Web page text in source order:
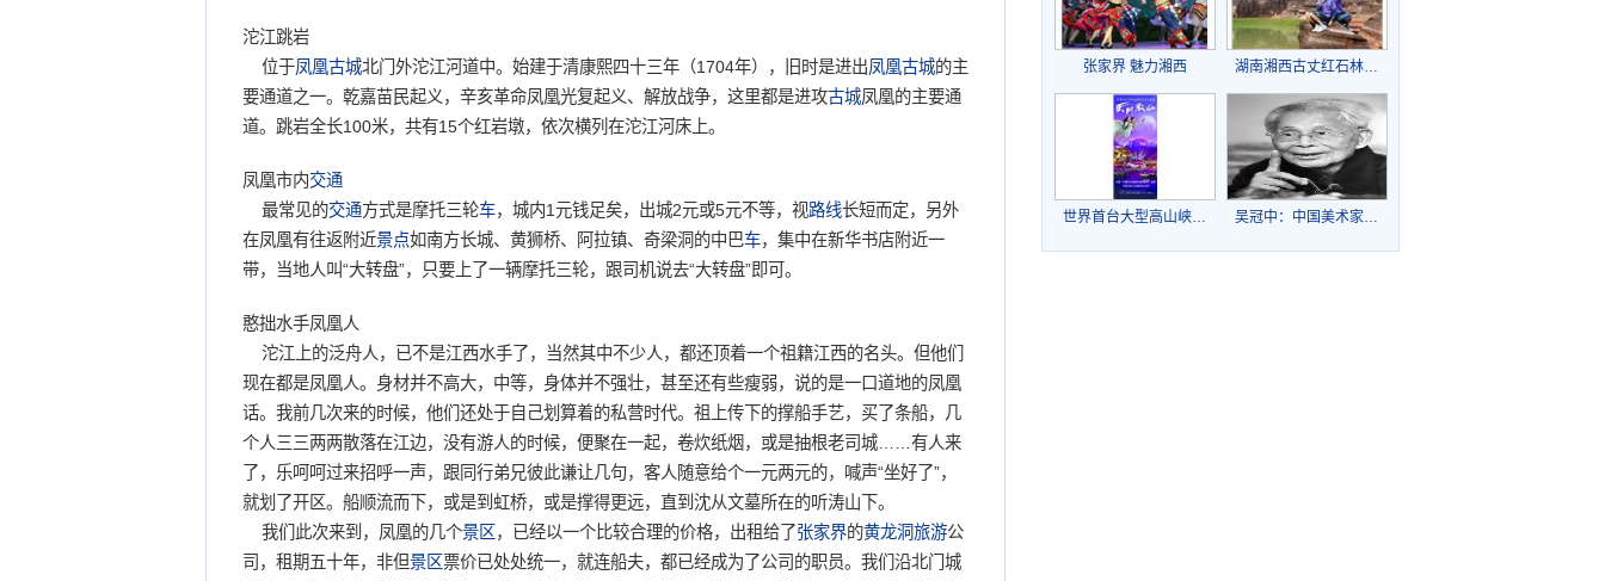
沱江跳岩
位于凤凰古城北门外沱江河道中。始建于清康熙四十三年（1704年），旧时是进出凤凰古城的主
要通道之一。乾嘉苗民起义，辛亥革命凤凰光复起义、解放战争，这里都是进攻古城凤凰的主要通
道。跳岩全长100米，共有15个红岩墩，依次横列在沱江河床上。
凤凰市内交通
最常见的交通方式是摩托三轮车，城内1元钱足矣，出城2元或5元不等，视路线长短而定，另外
在凤凰有往返附近景点如南方长城、黄狮桥、阿拉镇、奇梁洞的中巴车，集中在新华书店附近一
带，当地人叫“大转盘”，只要上了一辆摩托三轮，跟司机说去“大转盘”即可。
憨拙水手凤凰人
沱江上的泛舟人，已不是江西水手了，当然其中不少人，都还顶着一个祖籍江西的名头。但他们
现在都是凤凰人。身材并不高大，中等，身体并不强壮，甚至还有些瘦弱，说的是一口道地的凤凰
话。我前几次来的时候，他们还处于自己划算着的私营时代。祖上传下的撑船手艺，买了条船，几
个人三三两两散落在江边，没有游人的时候，便聚在一起，卷炊纸烟，或是抽根老司城……有人来
了，乐呵呵过来招呼一声，跟同行弟兄彼此谦让几句，客人随意给个一元两元的，喊声“坐好了”，
就划了开区。船顺流而下，或是到虹桥，或是撑得更远，直到沈从文墓所在的听涛山下。
我们此次来到，凤凰的几个景区 ，已经以一个比较合理的价格，出租给了张家界的黄龙洞旅游公
司，租期五十年，非但景区票价已处处统一，就连船夫，都已经成为了公司的职员。我们沿北门城
张家界 魅力湘西 湖南湘西古丈红石林…
世界首台大型高山峡… 吴冠中：中国美术家…